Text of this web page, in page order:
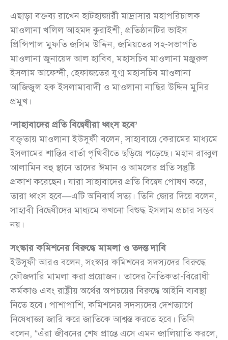
এছাড়া বক্তব্য রাখেন হাটহাজারী মাদ্রাসার মহাপরিচালক
মাওলানা খলিল আহমদ কুরাইশী, প্রতিষ্ঠানটির ভাইস
প্রিন্সিপাল মুফতি জসিম উদ্দিন, জমিয়তের সহ-সভাপতি
মাওলানা জুনায়েদ আল হাবিব, মহাসচিব মাওলানা মঞ্জুরুল
ইসলাম আফেন্দী, হেফাজতের যুগ্ম মহাসচিব মাওলানা
আজিজুল হক ইসলামাবাদী ও মাওলানা নাছির উদ্দিন মুনির
প্রমুখ।
‘সাহাবাদের প্রতি বিদ্বেষীরা ধ্বংস হবে’
বক্তৃতায় মাওলানা ইউসুফী বলেন, সাহাবায়ে কেরামের মাধ্যমে
ইসলামের শান্তির বার্তা পৃথিবীতে ছড়িয়ে পড়েছে। মহান রাব্বুল
আলামিন বহু স্থানে তাদের ঈমান ও আমলের প্রতি সন্তুষ্টি
প্রকাশ করেছেন। যারা সাহাবাদের প্রতি বিদ্বেষ পোষণ করে,
তারা ধ্বংস হবে—এটি অনিবার্য সত্য। তিনি জোর দিয়ে বলেন,
সাহাবী বিদ্বেষীদের মাধ্যমে কখনো বিশুদ্ধ ইসলাম প্রচার সম্ভব
নয়।
সংস্কার কমিশনের বিরুদ্ধে মামলা ও তদন্ত দাবি
ইউসুফী আরও বলেন, সংস্কার কমিশনের সদস্যদের বিরুদ্ধে
ফৌজদারি মামলা করা প্রয়োজন। তাদের নৈতিকতা-বিরোধী
কর্মকাণ্ড এবং রাষ্ট্রীয় অর্থের অপচয়ের বিরুদ্ধে আইনি ব্যবস্থা
নিতে হবে। পাশাপাশি, কমিশনের সদস্যদের দেশত্যাগে
নিষেধাজ্ঞা জারি করে জাতিকে আশ্বস্ত করতে হবে। তিনি
বলেন, “এঁরা জীবনের শেষ প্রান্তে এসে এমন জালিয়াতি করলে,